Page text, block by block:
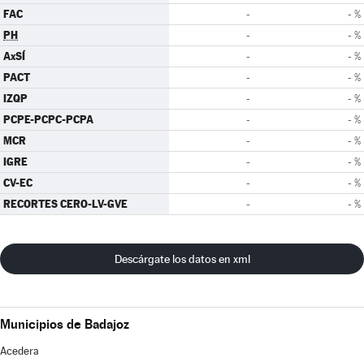
FAC - - %
PH - - %
AxSÍ - - %
PACT - - %
IZQP - - %
PCPE-PCPC-PCPA - - %
MCR - - %
IGRE - - %
CV-EC - - %
RECORTES CERO-LV-GVE - - %
Descárgate los datos en xml
Municipios de Badajoz
Acedera